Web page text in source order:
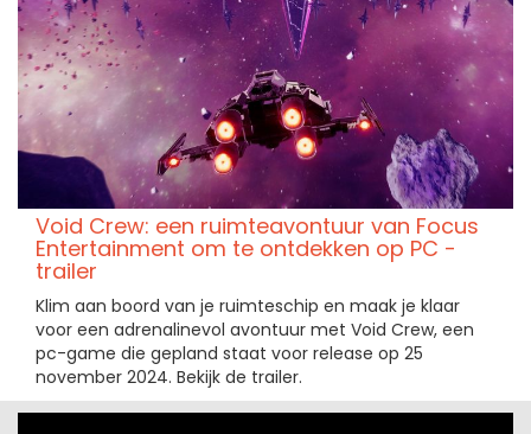
Void Crew: een ruimteavontuur van Focus
Entertainment om te ontdekken op PC -
trailer
Klim aan boord van je ruimteschip en maak je klaar
voor een adrenalinevol avontuur met Void Crew, een
pc-game die gepland staat voor release op 25
november 2024. Bekijk de trailer.